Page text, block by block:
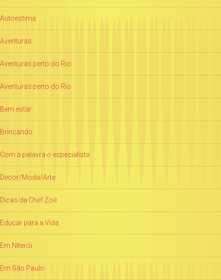
Autoestima
Aventuras
Aventuras perto do Rio
Aventuras perto do Rio
Bem estar
Brincando
Com a palavra o especialista
Decor/Moda/Arte
Dicas da Chef Zoë
Educar para a Vida
Em Niterói
Em São Paulo